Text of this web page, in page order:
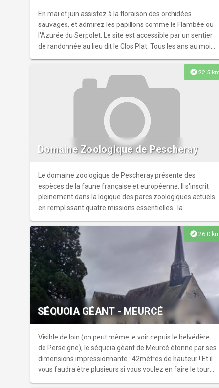
En mai et juin assistez à la floraison des orchidées
sauvages, et admirez les papillons comme le Flambée ou
l'Azurée du Serpolet. Le site est accessible par un sentier
de randonnée au lieu dit le Clos Plat. Tous les ans au mois
est organisé pour apprendre à reconnaître les orchidées.
explore 22.5 km
Domaine Zoologique de Pescheray
Le domaine zoologique de Pescheray présente des
espèces de la faune française et européenne. Il s'inscrit
pleinement dans la logique des parcs zoologiques actuels
en remplissant quatre missions essentielles : la
pédagogiques et des visites guidées, la recherche et le
divertissement. Découvrez l'ensemble de la collection
animalière (ours, loups...) dans un cadre naturel et boisé.
explore 26.0 km
SÉQUOIA GÉANT - MEURCÉ
Visible de loin (on peut même le voir depuis le belvédère
de Perseigne), le séquoia géant de Meurcé étonne par ses
dimensions impressionnante : 42mètres de hauteur ! Et il
vous faudra être plusieurs si vous voulez en faire le tour